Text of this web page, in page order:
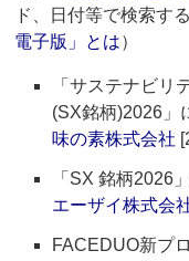
ド、日付等で検索す
電子版」とは）
「サステナビリ
(SX銘柄)2026
味の素株式会社
「SX 銘柄2026
エーザイ株式会
FACEDUO新プ